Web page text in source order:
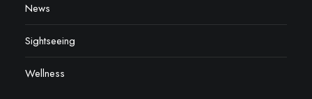
News
Sightseeing
Wellness